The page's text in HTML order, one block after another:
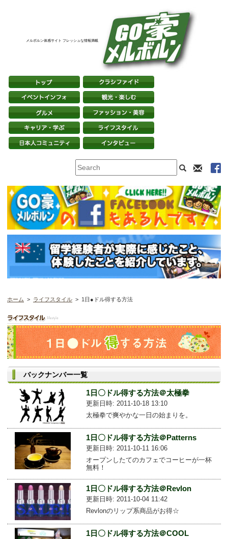
メルボルン体感サイト フレッシュな情報満載
ホーム > ライフスタイル > 1日●ドル得する方法
バックナンバー一覧
1日〇ドル得する方法＠太極拳
更新日時: 2011-10-18 13:10
太極拳で爽やかな一日の始まりを。
1日〇ドル得する方法＠Patterns
更新日時: 2011-10-11 16:06
オープンしたてのカフェでコーヒーが一杯
無料！
1日〇ドル得する方法＠Revlon
更新日時: 2011-10-04 11:42
Revlonのリップ系商品がお得☆
1日〇ドル得する方法＠COOL